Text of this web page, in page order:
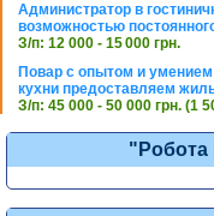
Администратор в
возможностью
З/п: 12 000 - 15 000 грн.
Повар с опытом и умением
кухни предоставляем
З/п: 45 000 - 50 000 грн. (1
"Робота